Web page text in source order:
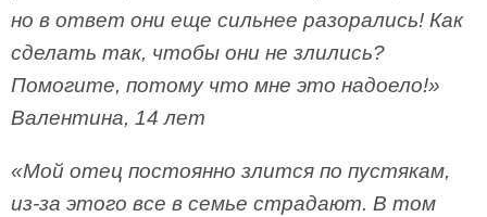
но в ответ они еще сильнее разорались! Как
сделать так, чтобы они не злились?
Помогите, потому что мне это надоело!»
Валентина, 14 лет
«Мой отец постоянно злится по пустякам,
из­-за этого все в семье страдают. В том